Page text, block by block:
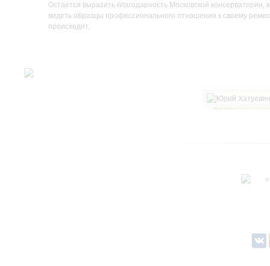
Остается выразить благодарность Московской
видеть образцы профессионального отношения к своему
происходит.